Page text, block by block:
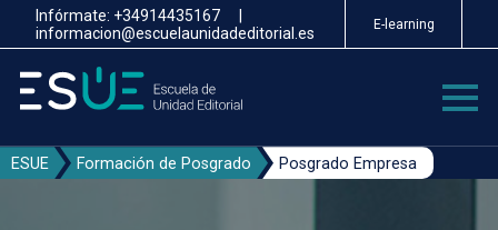
Pasar
contenido
principal
Infórmate: +34914435167
|
informacion@escuelaunidadeditorial.es
E-learning
ESUE Formación de Posgrado Posgrado Empresa